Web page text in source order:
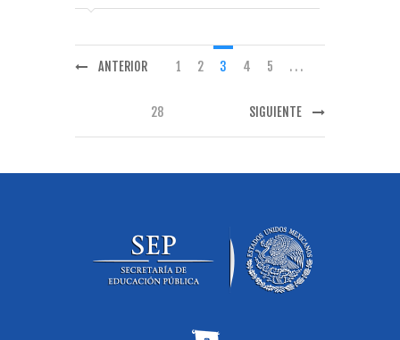
ANTERIOR 1 2 3 4 5 . . .
28 SIGUIENTE